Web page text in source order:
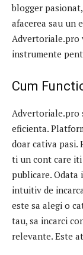
blogger
afacerea sau un
Advertoriale.pro
instrumente
Cum
Advertoriale.pro
eficienta.
doar cativa pasi.
ti un cont care iti
publicare.
intuitiv de
este sa alegi o
tau, sa incarci
relevante. Este